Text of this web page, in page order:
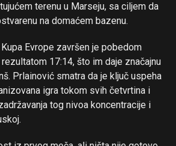
terenu u Marseju, sa ciljem da
na domaćem bazenu.
Evrope završen je pobedom
17:14, što im daje značajnu
Prlainović smatra da je ključ uspeha
igra tokom svih četvrtina i
tog nivoa koncentracije i